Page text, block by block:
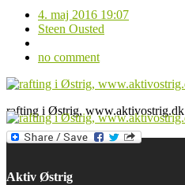
4. maj 2016 19:07
Steen Ousted
no comment
rafting i Østrig, www.aktivostrig.dk
Aktiv Østrig